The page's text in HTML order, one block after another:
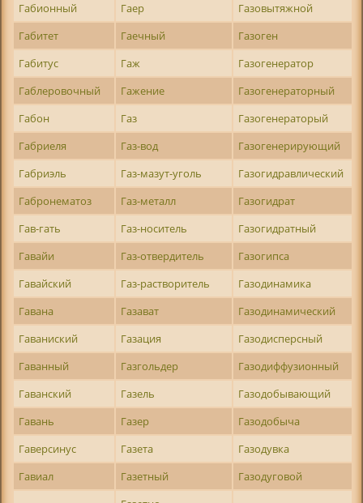
Габионный
Гаер
Газовытяжной
Габитет
Гаечный
Газоген
Габитус
Гаж
Газогенератор
Габлеровочный
Гажение
Газогенераторный
Габон
Газ
Газогенераторый
Габриеля
Газ-вод
Газогенерирующий
Габриэль
Газ-мазут-уголь
Газогидравлический
Габронематоз
Газ-металл
Газогидрат
Гав-гать
Газ-носитель
Газогидратный
Гавайи
Газ-отвердитель
Газогипса
Гавайский
Газ-растворитель
Газодинамика
Гавана
Газават
Газодинамический
Гаваниский
Газация
Газодисперсный
Гаванный
Газгольдер
Газодиффузионный
Гаванский
Газель
Газодобывающий
Гавань
Газер
Газодобыча
Гаверсинус
Газета
Газодувка
Гавиал
Газетный Газодуговой